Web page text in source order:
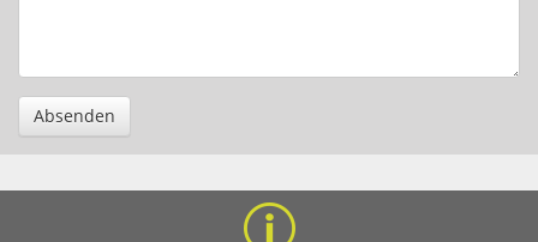
Absenden